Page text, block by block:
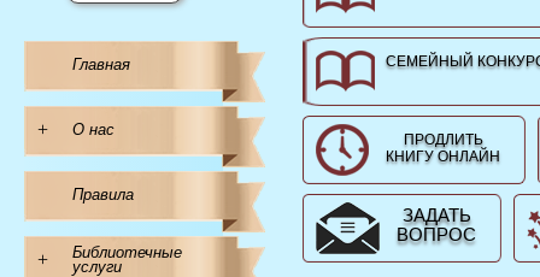
Главная
+ О нас
Правила
+
Библиотечные
услуги
СЕМЕЙНЫЙ
ПРОДЛИТЬ
КНИГУ ОНЛАЙН
ЗАДАТЬ
ВОПРОС